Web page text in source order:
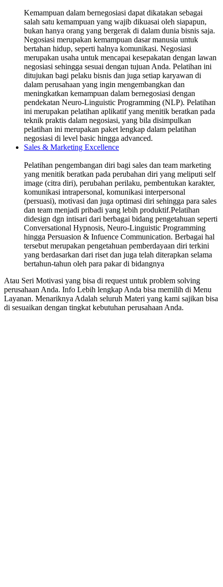
Kemampuan dalam bernegosiasi dapat dikatakan sebagai
salah satu kemampuan yang wajib dikuasai oleh siapapun,
bukan hanya orang yang bergerak di dalam dunia bisnis saja.
Negosiasi merupakan kemampuan dasar manusia untuk
bertahan hidup, seperti halnya komunikasi. Negosiasi
merupakan usaha untuk mencapai kesepakatan dengan lawan
negosiasi sehingga sesuai dengan tujuan Anda. Pelatihan ini
ditujukan bagi pelaku bisnis dan juga setiap karyawan di
dalam perusahaan yang ingin mengembangkan dan
meningkatkan kemampuan dalam bernegosiasi dengan
pendekatan Neuro-Linguistic Programming (NLP). Pelatihan
ini merupakan pelatihan aplikatif yang menitik beratkan pada
teknik praktis dalam negosiasi, yang bila disimpulkan
pelatihan ini merupakan paket lengkap dalam pelatihan
negosiasi di level basic hingga advanced.
Sales & Marketing Excellence
Pelatihan pengembangan diri bagi sales dan team marketing
yang menitik beratkan pada perubahan diri yang meliputi self
image (citra diri), perubahan perilaku, pembentukan karakter,
komunikasi intrapersonal, komunikasi interpersonal
(persuasi), motivasi dan juga optimasi diri sehingga para sales
dan team menjadi pribadi yang lebih produktif.Pelatihan
didesign dgn intisari dari berbagai bidang pengetahuan seperti
Conversational Hypnosis, Neuro-Linguistic Programming
hingga Persuasion & Infuence Communication. Berbagai hal
tersebut merupakan pengetahuan pemberdayaan diri terkini
yang berdasarkan dari riset dan juga telah diterapkan selama
bertahun-tahun oleh para pakar di bidangnya
Atau Seri Motivasi yang bisa di request untuk problem solving
perusahaan Anda. Info Lebih lengkap Anda bisa memilih di Menu
Layanan. Menariknya Adalah seluruh Materi yang kami sajikan bisa
di sesuaikan dengan tingkat kebutuhan perusahaan Anda.